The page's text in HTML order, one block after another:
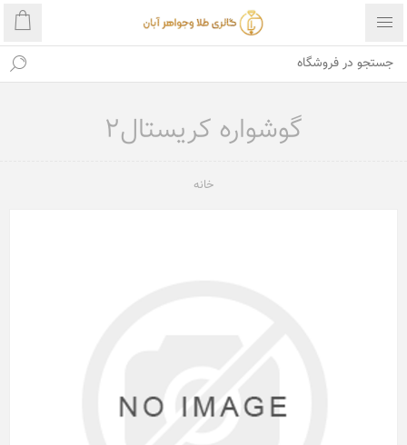
گوشواره کریستال2
خانه